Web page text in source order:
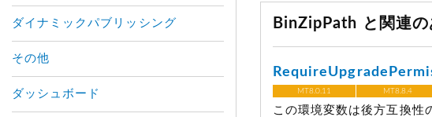
BinZipPath と関連
MT8.0.11 MT8.8.4
この環境変数は後方互換性
ダイナミックパブリッシング
その他
ダッシュボード